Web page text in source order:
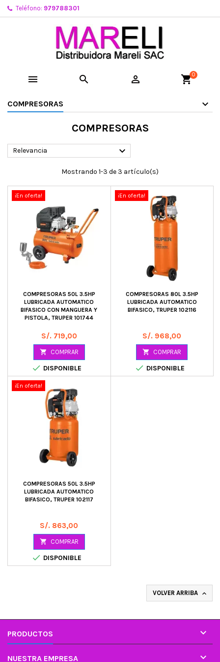
Teléfono: 979788301
   shopping_cart0
COMPRESORAS
COMPRESORAS
Relevancia 
Mostrando 1-3 de 3 artículo(s)
¡En oferta!
COMPRESORAS 50L 3.5HP
LUBRICADA AUTOMATICO
BIFASICO CON MANGUERA Y
PISTOLA, TRUPER 101744
Precio
S/. 719,00
 COMPRAR
 DISPONIBLE
¡En oferta!
COMPRESORAS 80L 3.5HP
LUBRICADA AUTOMATICO
BIFASICO, TRUPER 102116
Precio
S/. 968,00
 COMPRAR
 DISPONIBLE
¡En oferta!
COMPRESORAS 50L 3.5HP
LUBRICADA AUTOMATICO
BIFASICO, TRUPER 102117
Precio
S/. 863,00
 COMPRAR
 DISPONIBLE
VOLVER ARRIBA 
PRODUCTOS 
NUESTRA EMPRESA 